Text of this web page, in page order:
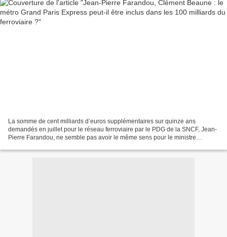
La somme de cent milliards d’euros supplémentaires sur quinze ans
demandés en juillet pour le réseau ferroviaire par le PDG de la SNCF, Jean-
Pierre Farandou, ne semble pas avoir le même sens pour le ministre